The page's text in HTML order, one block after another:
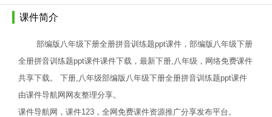
课件简介
部编版八年级下册全册拼音训练题ppt课件，部编版八年级下册
全册拼音训练题ppt课件课件下载，最新下册,八年级，网络免费课件
共享下载。 下册,八年级部编版八年级下册全册拼音训练题ppt课件
由课件导航网网友整理分享。
课件导航网，课件123，全网免费课件资源推广分享发布平台。